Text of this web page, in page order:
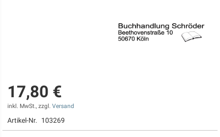
17,80 €
inkl. MwSt., zzgl. Versand
Artikel-Nr. 103269